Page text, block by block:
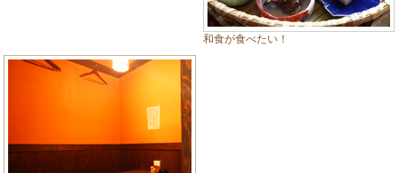
和食が食べたい！